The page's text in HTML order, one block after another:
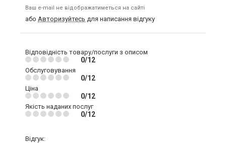
Ваш e-mail не відображатиметься на сайті
або Авторизуйтесь для написання відгуку
Відповідність товару/послуги з описом
0/12
Обслуговування
0/12
Ціна
0/12
Якість наданих послуг
0/12
Відгук: